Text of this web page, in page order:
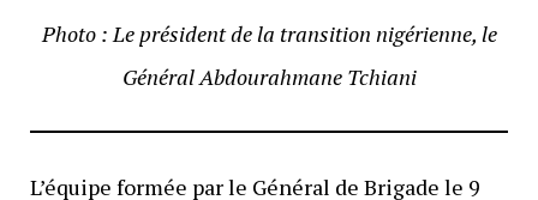
Photo : Le président de la transition nigérienne, le
Général Abdourahmane Tchiani
L’équipe formée par le Général de Brigade le 9